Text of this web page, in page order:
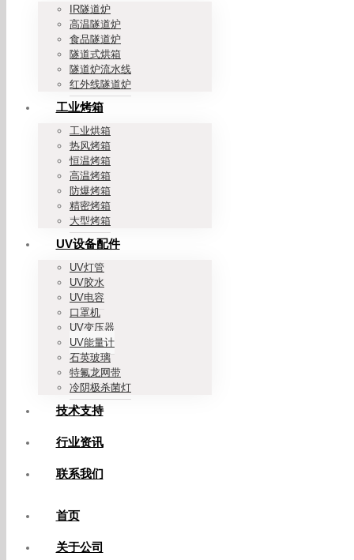
IR隧道炉
高温隧道炉
食品隧道炉
隧道式烘箱
隧道炉流水线
红外线隧道炉
工业烤箱
工业烘箱
热风烤箱
恒温烤箱
高温烤箱
防爆烤箱
精密烤箱
大型烤箱
UV设备配件
UV灯管
UV胶水
UV电容
口罩机
UV变压器
UV能量计
石英玻璃
特氟龙网带
冷阴极杀菌灯
技术支持
行业资讯
联系我们
首页
关于公司